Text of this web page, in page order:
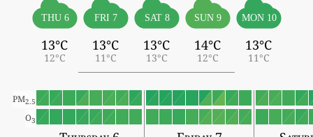
THU 6
13°C
12°C
FRI 7
13°C
11°C
SAT 8
13°C
13°C
SUN 9
14°C
12°C
MON 10
13°C
11°C
PM2.5
O3